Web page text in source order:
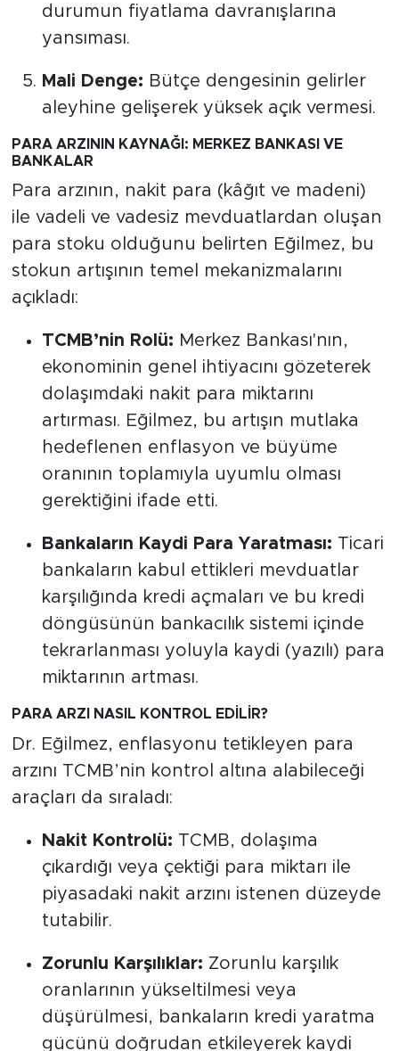
durumun fiyatlama davranışlarına
yansıması.
Mali Denge: Bütçe dengesinin gelirler
aleyhine gelişerek yüksek açık vermesi.
PARA ARZININ KAYNAĞI: MERKEZ BANKASI VE
BANKALAR
Para arzının, nakit para (kâğıt ve madeni)
ile vadeli ve vadesiz mevduatlardan oluşan
para stoku olduğunu belirten Eğilmez, bu
stokun artışının temel mekanizmalarını
açıkladı:
TCMB’nin Rolü: Merkez Bankası'nın,
ekonominin genel ihtiyacını gözeterek
dolaşımdaki nakit para miktarını
artırması. Eğilmez, bu artışın mutlaka
hedeflenen enflasyon ve büyüme
oranının toplamıyla uyumlu olması
gerektiğini ifade etti.
Bankaların Kaydi Para Yaratması: Ticari
bankaların kabul ettikleri mevduatlar
karşılığında kredi açmaları ve bu kredi
döngüsünün bankacılık sistemi içinde
tekrarlanması yoluyla kaydi (yazılı) para
miktarının artması.
PARA ARZI NASIL KONTROL EDİLİR?
Dr. Eğilmez, enflasyonu tetikleyen para
arzını TCMB’nin kontrol altına alabileceği
araçları da sıraladı:
Nakit Kontrolü: TCMB, dolaşıma
çıkardığı veya çektiği para miktarı ile
piyasadaki nakit arzını istenen düzeyde
tutabilir.
Zorunlu Karşılıklar: Zorunlu karşılık
oranlarının yükseltilmesi veya
düşürülmesi, bankaların kredi yaratma
gücünü doğrudan etkileyerek kaydi